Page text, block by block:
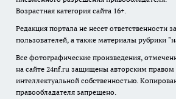
Возрастная категория сайта 16+.
Редакция портала не несет ответственности
пользователей, а также материалы рубрики
Все фотографические произведения,
на сайте 24nf.ru защищены авторским правом
интеллектуальной собственностью.
правообладателя запрещено.